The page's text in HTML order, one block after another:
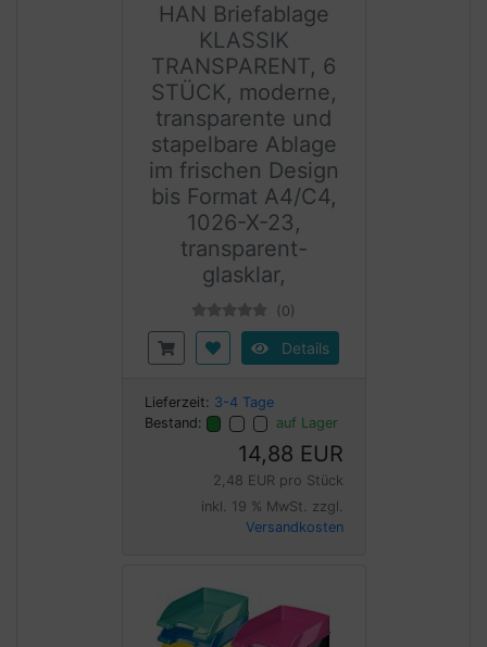
HAN Briefablage
KLASSIK
TRANSPARENT, 6
STÜCK, moderne,
transparente und
stapelbare Ablage
im frischen Design
bis Format A4/C4,
1026-X-23,
transparent-
glasklar,
(0)
Details
Lieferzeit: 3-4 Tage
Bestand:
auf Lager
14,88 EUR
2,48 EUR pro Stück
inkl. 19 % MwSt. zzgl.
Versandkosten